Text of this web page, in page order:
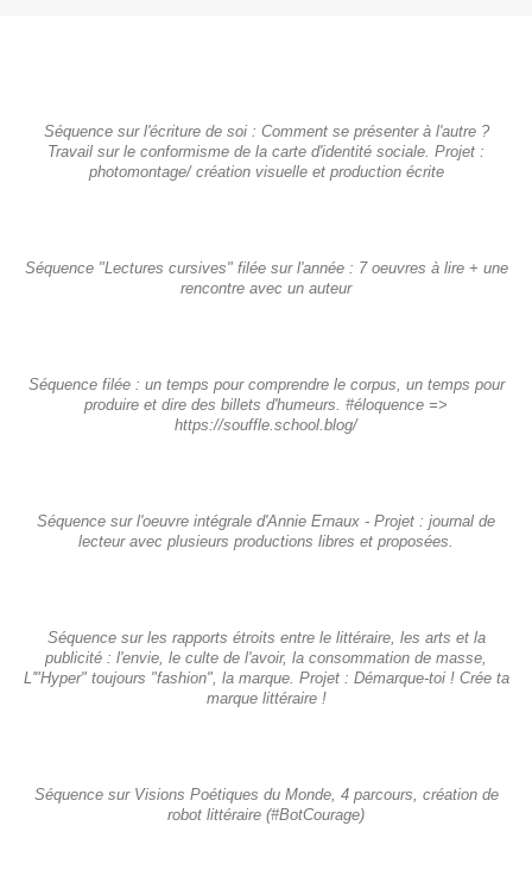
Séquence sur l'écriture de soi : Comment se présenter à l'autre ?
Travail sur le conformisme de la carte d'identité sociale. Projet :
photomontage/ création visuelle et production écrite
Séquence "Lectures cursives" filée sur l'année : 7 oeuvres à lire + une
rencontre avec un auteur
Séquence filée : un temps pour comprendre le corpus, un temps pour
produire et dire des billets d'humeurs. #éloquence =>
https://souffle.school.blog/
Séquence sur l'oeuvre intégrale d'Annie Ernaux - Projet : journal de
lecteur avec plusieurs productions libres et proposées.
Séquence sur les rapports étroits entre le littéraire, les arts et la
publicité : l'envie, le culte de l'avoir, la consommation de masse,
L'"Hyper" toujours "fashion", la marque. Projet : Démarque-toi ! Crée ta
marque littéraire !
Séquence sur Visions Poétiques du Monde, 4 parcours, création de
robot littéraire (#BotCourage)